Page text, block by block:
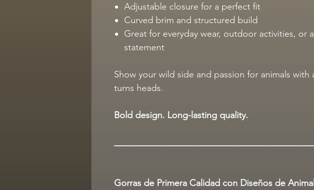
Adjustable closure for a perfect fit
Curved brim and structured build
Great for everyday wear, outdoor activities, or
statement
Show your wild side and passion for animals with
turns heads.
Bold design. Long-lasting quality.
Gorras de Primera Calidad con Diseños de